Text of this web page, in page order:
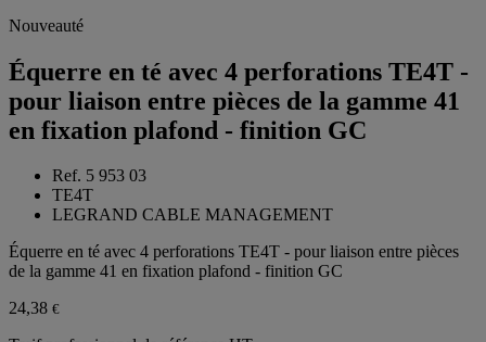
Nouveauté
Équerre en té avec 4 perforations TE4T -
pour liaison entre pièces de la gamme 41
en fixation plafond - finition GC
Ref. 5 953 03
TE4T
LEGRAND CABLE MANAGEMENT
Équerre en té avec 4 perforations TE4T - pour liaison entre pièces
de la gamme 41 en fixation plafond - finition GC
24,38 €